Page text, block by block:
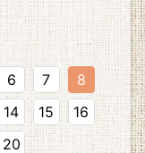
6 7
8
14 15
16
20